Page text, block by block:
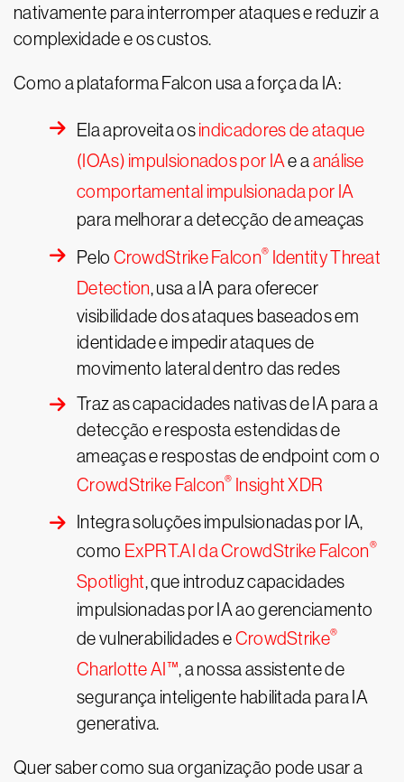
nativamente para interromper ataques e reduzir a
complexidade e os custos.
Como a plataforma Falcon usa a força da IA:
Ela aproveita osindicadores de ataque
(IOAs) impulsionados por IAe a análise
comportamental impulsionada por IA
para melhorar a detecção de ameaças
Pelo CrowdStrike Falcon® Identity Threat
Detection, usa a IA para oferecer
visibilidade dos ataques baseados em
identidade e impedir ataques de
movimento lateral dentro das redes
Traz as capacidades nativas de IA para a
detecção e resposta estendidas de
ameaças e respostas de endpoint com o
CrowdStrike Falcon® Insight XDR
Integra soluções impulsionadas por IA,
como ExPRT.AI da CrowdStrike Falcon®
Spotlight, que introduz capacidades
impulsionadas por IA ao gerenciamento
de vulnerabilidades eCrowdStrike®
Charlotte AI™, a nossa assistente de
segurança inteligente habilitada para IA
generativa.
Quer saber como sua organização pode usar a